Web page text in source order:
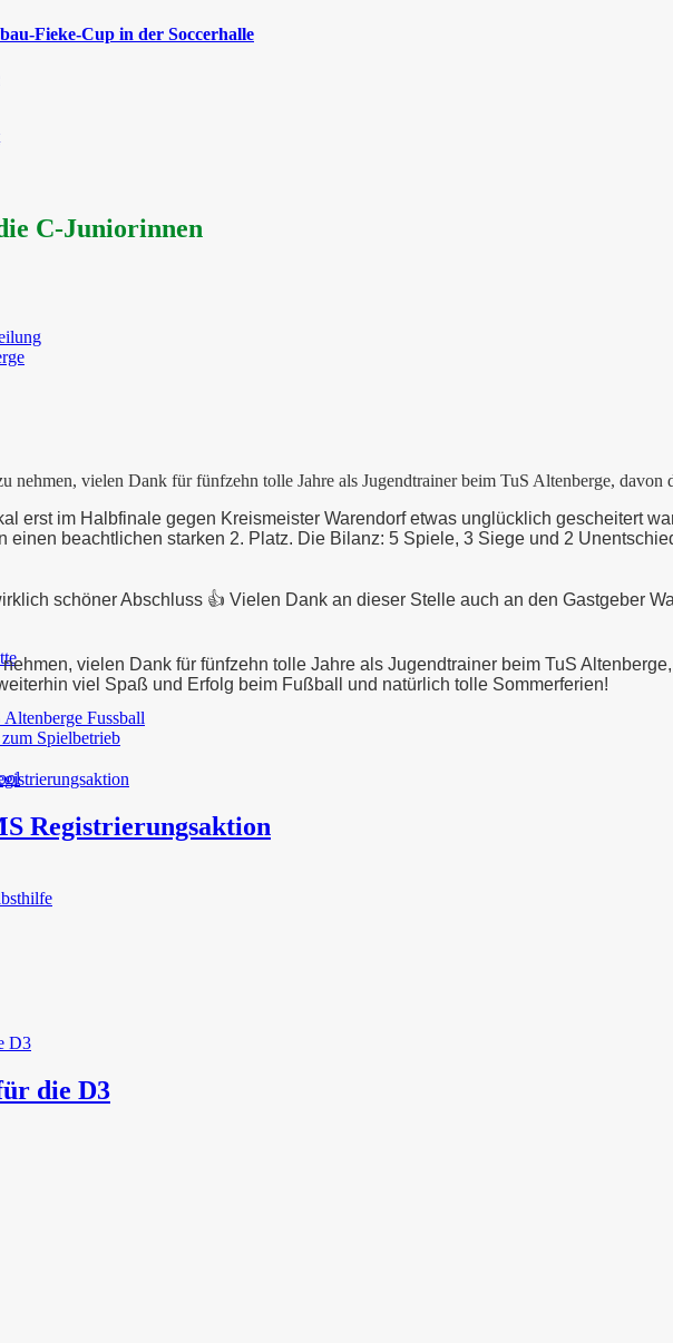
Fussball
Spielbetrieb
Fieke-Cup in der Soccerhalle
C-Juniorinnen
nehmen, vielen Dank für fünfzehn tolle Jahre als Jugendtrainer beim TuS Altenberge, davon
erst im Halbfinale gegen Kreismeister Warendorf etwas unglücklich gescheitert
einen beachtlichen starken 2. Platz. Die Bilanz: 5 Spiele, 3 Siege und 2
schöner Abschluss 👍 Vielen Dank an dieser Stelle auch an den Gastgeber
vielen Dank für fünfzehn tolle Jahre als Jugendtrainer beim TuS
viel Spaß und Erfolg beim Fußball und natürlich tolle Sommerferien!
Registrierungsaktion
die D3